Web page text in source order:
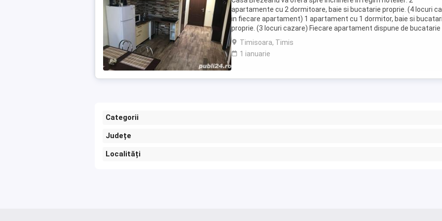
apartamente cu 2 dormitoare, baie si bucatarie proprie. (4 locuri
in fiecare apartament) 1 apartament cu 1 dormitor, baie si
proprie. (3 locuri cazare) Fiecare apartament dispune de bucatarie
complet utilata,baie cu cabina ...
Timisoara, Timis
1 ianuarie
Categorii
Județe
Localități